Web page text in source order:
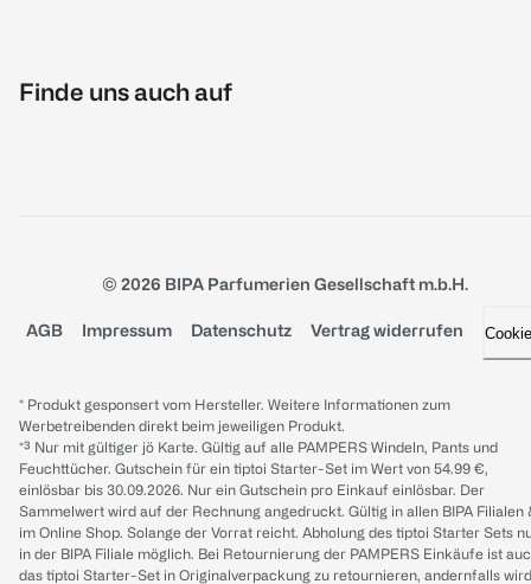
Finde uns auch auf
© 2026 BIPA Parfumerien Gesellschaft m.b.H.
AGB Impressum Datenschutz Vertrag widerrufen
* Produkt gesponsert vom Hersteller. Weitere Informationen zum
Werbetreibenden direkt beim jeweiligen Produkt.
*³ Nur mit gültiger jö Karte. Gültig auf alle PAMPERS Windeln, Pants und
Feuchttücher. Gutschein für ein tiptoi Starter-Set im Wert von 54.99 €,
einlösbar bis 30.09.2026. Nur ein Gutschein pro Einkauf einlösbar. Der
Sammelwert wird auf der Rechnung angedruckt. Gültig in allen BIPA Filialen
im Online Shop. Solange der Vorrat reicht. Abholung des tiptoi Starter Sets
in der BIPA Filiale möglich. Bei Retournierung der PAMPERS Einkäufe ist
das tiptoi Starter-Set in Originalverpackung zu retournieren, andernfalls wird